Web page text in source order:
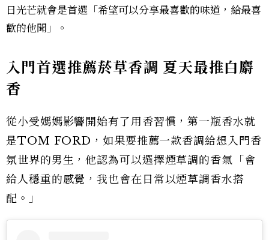
日光芒就會是首選「希望可以分享最喜歡的味道，給最喜
歡的他聞」。
入門首選推薦菸草香調 夏天最推白麝
香
從小受媽媽影響開始有了用香習慣，第一瓶香水就
是TOM FORD，如果要推薦一款香調給想入門香
氛世界的男生，他認為可以選擇煙草調的香氣「會
給人穩重的感覺，我也會在日常以煙草調香水搭
配。」